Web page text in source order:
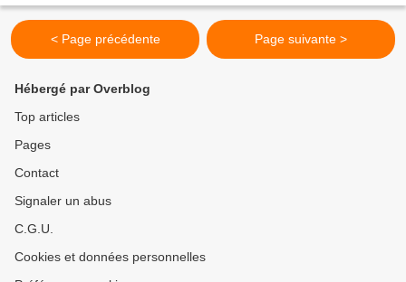
< Page précédente Page suivante >
Hébergé par Overblog
Top articles
Pages
Contact
Signaler un abus
C.G.U.
Cookies et données personnelles